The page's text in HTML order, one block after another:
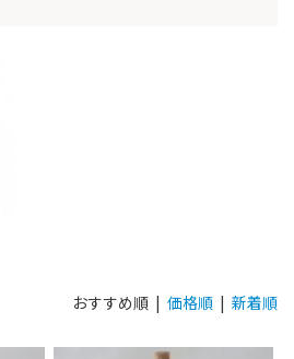
おすすめ順 | 価格順 | 新着順